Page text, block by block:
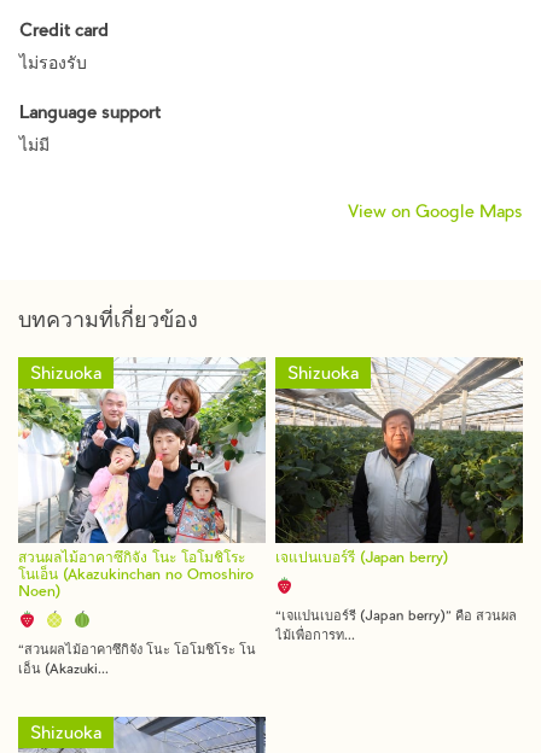
Credit card
ไม่รองรับ
Language support
ไม่มี
View on Google Maps
บทความที่เกี่ยวข้อง
Shizuoka
สวนผลไม้อาคาซึกิจัง โนะ โอโมชิโระ
โนเอ็น (Akazukinchan no Omoshiro
Noen)
“สวนผลไม้อาคาซึกิจัง โนะ โอโมชิโระ โน
เอ็น (Akazuki...
Shizuoka
เจแปนเบอร์รี (Japan berry)
“เจแปนเบอร์รี (Japan berry)” คือ สวนผล
ไม้เพื่อการท...
Shizuoka